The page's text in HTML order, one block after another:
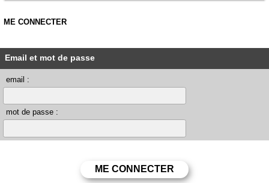
ME CONNECTER
Email et mot de passe
email :
mot de passe :